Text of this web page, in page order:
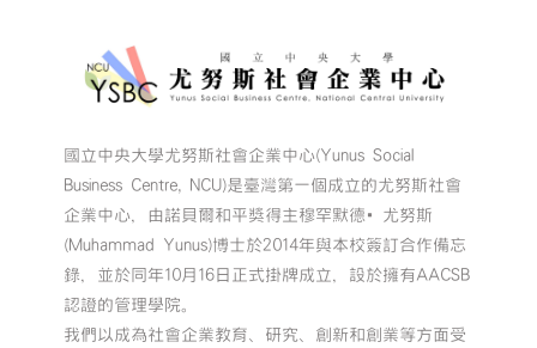
國立中央大學尤努斯社會企業中心(Yunus Social
Business Centre, NCU)是臺灣第一個成立的尤努斯社會
企業中心，由諾貝爾和平獎得主穆罕默德•尤努斯
(Muhammad Yunus)博士於2014年與本校簽訂合作備忘
錄，並於同年10月16日正式掛牌成立，設於擁有AACSB
認證的管理學院。
我們以成為社會企業教育、研究、創新和創業等方面受